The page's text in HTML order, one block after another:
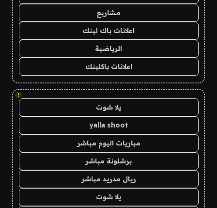
مشاريع
اعلانات باك لينك
الرياضية
اعلانات باكلينك
!
يلا شوت
yalla shoot
مباريات اليوم مباشر
برشلونة مباشر
ريال مدريد مباشر
يلا شوت